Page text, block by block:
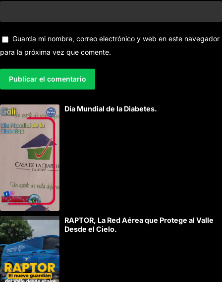
Guarda mi nombre, correo electrónico y web en este navegador
para la próxima vez que comente.
l
t
t
i
v
e
:
Día Mundial de la Diabetes.
RAPTOR, La Red Aérea que Protege al Valle
Desde el Cielo.